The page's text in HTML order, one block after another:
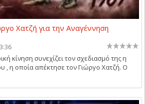
Χατζή για την Αναγέννηση
κίνηση συνεχίζει τον σχεδιασμό της η
, η οποία απέκτησε τον Γιώργο Χατζή. Ο